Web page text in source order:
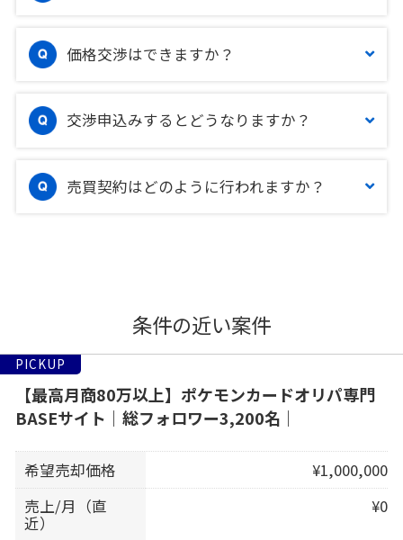
価格交渉はできますか？
交渉申込みするとどうなりますか？
売買契約はどのように行われますか？
条件の近い案件
PICKUP
【最高月商80万以上】ポケモンカードオリパ専門
BASEサイト｜総フォロワー3,200名｜
希望売却価格
¥1,000,000
売上/月（直
近）
¥0